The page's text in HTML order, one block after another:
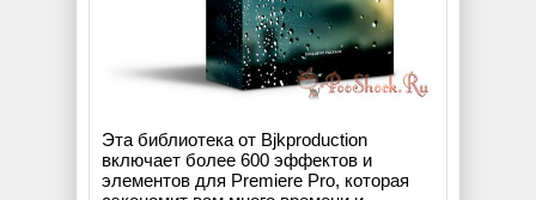
Эта библиотека от Bjkproduction
включает более 600 эффектов и
элементов для Premiere Pro, которая